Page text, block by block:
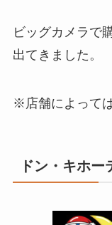
ビッグカメラで
出てきました。
※店舗によって
ドン・キホー